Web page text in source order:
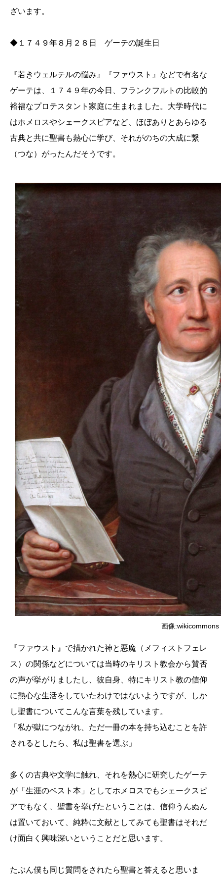
ざいます。
◆１７４９年８月２８日 ゲーテの誕生日
『若きウェルテルの悩み』『ファウスト』などで有名な
ゲーテは、１７４９年の今日、フランクフルトの比較的
裕福なプロテスタント家庭に生まれました。大学時代に
はホメロスやシェークスピアなど、ほぼありとあらゆる
古典と共に聖書も熱心に学び、それがのちの大成に繋
（つな）がったんだそうです。
画像:wikicommons
『ファウスト』で描かれた神と悪魔（メフィストフェレ
ス）の関係などについては当時のキリスト教会から賛否
の声が挙がりましたし、彼自身、特にキリスト教の信仰
に熱心な生活をしていたわけではないようですが、しか
し聖書についてこんな言葉を残しています。
「私が獄につながれ、ただ一冊の本を持ち込むことを許
されるとしたら、私は聖書を選ぶ」
多くの古典や文学に触れ、それを熱心に研究したゲーテ
が「生涯のベスト本」としてホメロスでもシェークスピ
アでもなく、聖書を挙げたということは、信仰うんぬん
は置いておいて、純粋に文献としてみても聖書はそれだ
け面白く興味深いということだと思います。
たぶん僕も同じ質問をされたら聖書と答えると思いま